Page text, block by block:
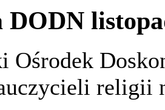
DODN
Ośrodek
religii